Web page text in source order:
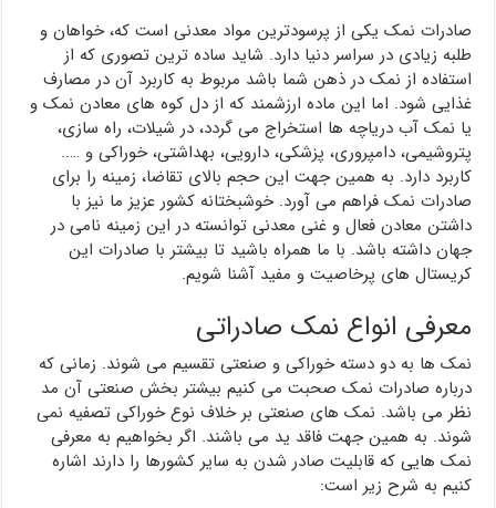
صادرات نمک یکی از پرسودترین مواد معدنی است که، خواهان و
طلبه زیادی در سراسر دنیا دارد. شاید ساده ترین تصوری که از
استفاده از نمک در ذهن شما باشد مربوط به کاربرد آن در مصارف
غذایی شود. اما این ماده ارزشمند که از دل کوه های معادن نمک و
یا نمک آب دریاچه‌ ها استخراج می گردد، در شیلات، راه سازی،
پتروشیمی، دامپروری، پزشکی، دارویی، بهداشتی، خوراکی و …..
کاربرد دارد. به همین جهت این حجم بالای تقاضا، زمینه را برای
صادرات نمک فراهم می آورد. خوشبختانه کشور عزیز ما نیز با
داشتن معادن فعال و غنی معدنی توانسته در این زمینه نامی در
جهان داشته باشد. با ما همراه باشید تا بیشتر با صادرات این
کریستال های پرخاصیت و مفید آشنا شویم.
معرفی انواع نمک صادراتی
نمک ها به دو دسته خوراکی و صنعتی تقسیم می شوند. زمانی که
درباره صادرات نمک صحبت می کنیم بیشتر بخش صنعتی آن مد
نظر می باشد. نمک های صنعتی بر خلاف نوع خوراکی تصفیه نمی
شوند. به همین جهت فاقد ید می باشند. اگر بخواهیم به معرفی
نمک هایی که قابلیت صادر شدن به سایر کشورها را دارند اشاره
کنیم به شرح زیر است: